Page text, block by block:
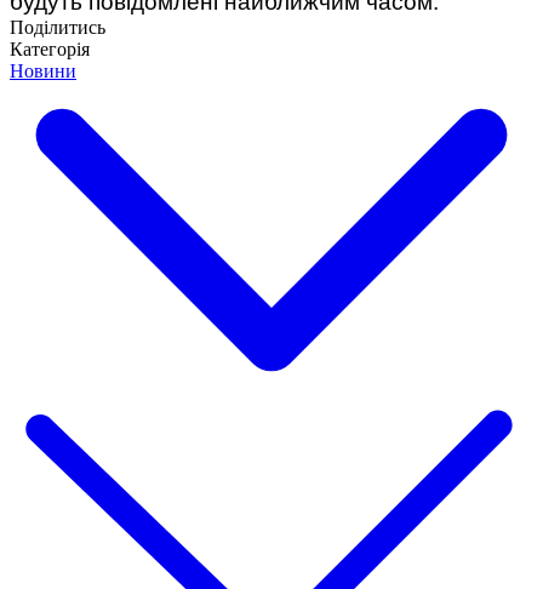
Поділитись
Категорія
Новини